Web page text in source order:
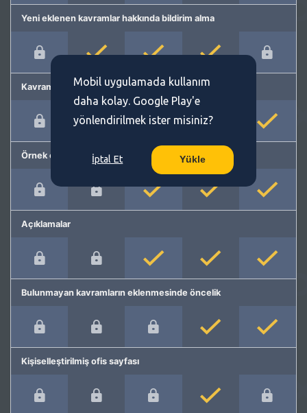
Yeni eklenen kavramlar hakkında bildirim alma
Kavram önerme
Örnek cümleler
Açıklamalar
Bulunmayan kavramların eklenmesinde öncelik
Kişiselleştirilmiş ofis sayfası
Mobil uygulamada kullanım
daha kolay. Google Play'e
yönlendirilmek ister misiniz?
İptal Et Yükle